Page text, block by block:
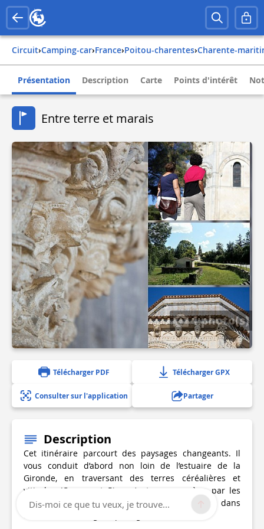
Circuit› Camping-car› france› poitou-charentes› charente-
Présentation Description Carte Points d'intérêt
Entre terre et marais
1 photo(s)
Télécharger PDF Télécharger GPX
Consulter sur l'application Partager
Description
Cet itinéraire parcourt des paysages changeants. Il
vous conduit d’abord non loin de l’estuaire de la
Gironde, en traversant des terres céréalières et
viticoles (Cognac et Pineau) et vous ramène par les
marais de la Seugne, affluent de la Charente, dans
Dis-moi ce que tu veux, je trouve...